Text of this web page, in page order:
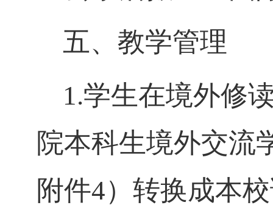
五、教学管理
1.学生在境外修
院本科生境外交流
附件4）转换成本